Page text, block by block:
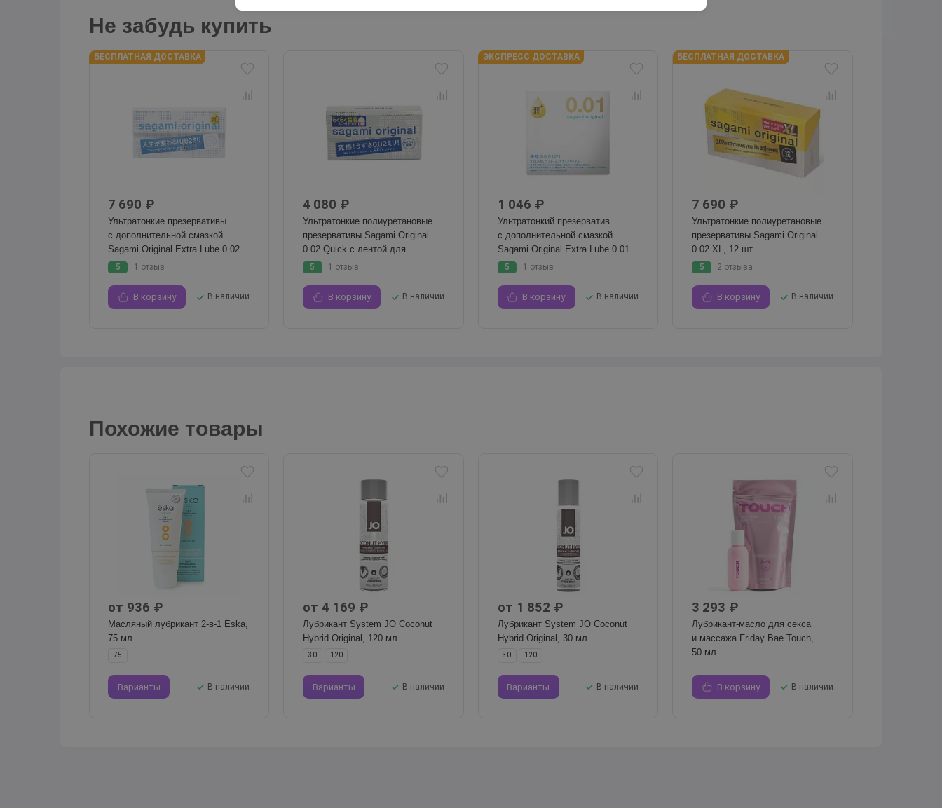
Не забудь купить
БЕСПЛАТНАЯ ДОСТАВКА
7 690 ₽
Ультратонкие презервативы
с дополнительной смазкой
Sagami Original Extra Lube 0.02,
L-58 мм, 12 шт
5 1 отзыв
В корзину В наличии
4 080 ₽
Ультратонкие полиуретановые
презервативы Sagami Original
0.02 Quick с лентой для
быстрого надевания, 6 шт
5 1 отзыв
В корзину В наличии
ЭКСПРЕСС ДОСТАВКА
1 046 ₽
Ультратонкий презерватив
с дополнительной смазкой
Sagami Original Extra Lube 0.01,
1 шт
5 1 отзыв
В корзину В наличии
БЕСПЛАТНАЯ ДОСТАВКА
7 690 ₽
Ультратонкие полиуретановые
презервативы Sagami Original
0.02 XL, 12 шт
5 2 отзыва
В корзину В наличии
Похожие товары
от 936 ₽
Масляный лубрикант 2-в-1 Ёska,
75 мл
75
Варианты В наличии
от 4 169 ₽
Лубрикант System JO Coconut
Hybrid Original, 120 мл
30 120
Варианты В наличии
от 1 852 ₽
Лубрикант System JO Coconut
Hybrid Original, 30 мл
30 120
Варианты В наличии
3 293 ₽
Лубрикант-масло для секса
и массажа Friday Bae Touch,
50 мл
В корзину В наличии